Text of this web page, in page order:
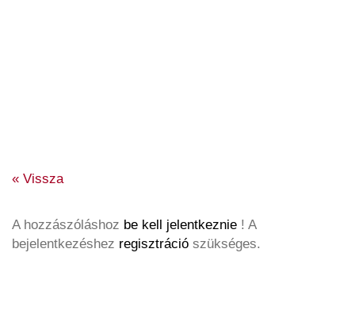
« Vissza
A hozzászóláshoz be kell jelentkeznie ! A
bejelentkezéshez regisztráció szükséges.